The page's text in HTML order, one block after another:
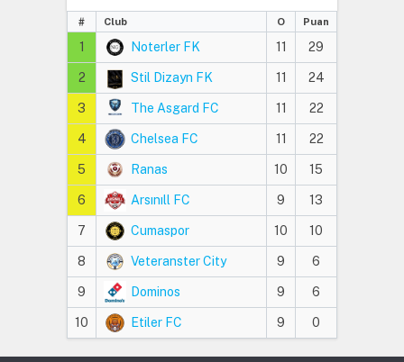
# Club O Puan
1 Noterler FK 11 29
2 Stil Dizayn FK 11 24
3 The Asgard FC 11 22
4 Chelsea FC 11 22
5 Ranas 10 15
6 Arsınıll FC 9 13
7 Cumaspor 10 10
8 Veteranster City 9 6
9 Dominos 9 6
10 Etiler FC 9 0